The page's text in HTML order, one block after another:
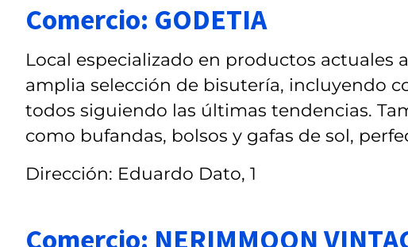
Comercio: GODETIA
Local especializado en productos actuales
amplia selección de bisutería, incluyendo
todos siguiendo las últimas tendencias.
como bufandas, bolsos y gafas de sol,
Dirección: Eduardo Dato, 1
Comercio: NERIMMOON